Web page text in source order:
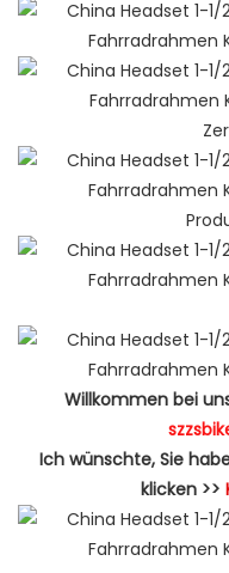
Willkommen bei
Ich wünschte, Sie
klicken >>